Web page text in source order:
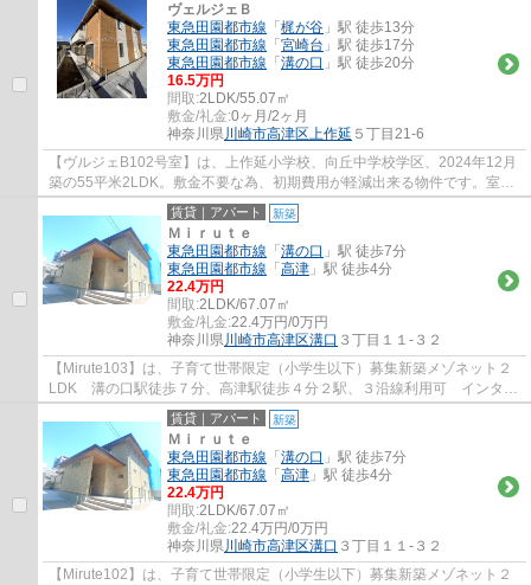
ヴェルジェＢ
東急田園都市線 「 梶が谷 」駅 徒歩13分
東急田園都市線 「 宮崎台 」駅 徒歩17分
東急田園都市線 「 溝の口 」駅 徒歩20分
16.5万円
間取:2LDK/55.07㎡
敷金/礼金:0ヶ月/2ヶ月
神奈川県川崎市高津区上作延 ５丁目21-6
【ヴルジェB102号室】は、上作延小学校、向丘中学校学区、2024年12月
築の55平米2LDK。敷金不要な為、初期費用が軽減出来る物件です。室内
も追焚バス、浴室乾燥機、温水洗浄便座、洗髪...
賃貸｜アパート 新築
Ｍｉｒｕｔｅ
東急田園都市線 「 溝の口 」駅 徒歩7分
東急田園都市線 「 高津 」駅 徒歩4分
22.4万円
間取:2LDK/67.07㎡
敷金/礼金:22.4万円/0万円
神奈川県川崎市高津区溝口 ３丁目１１-３２
【Mirute103】は、子育て世帯限定（小学生以下）募集新築メゾネット２
LDK 溝の口駅徒歩７分、高津駅徒歩４分２駅、３沿線利用可 インター
ネット無料 宅配ボックス、エアコン２台、...
賃貸｜アパート 新築
Ｍｉｒｕｔｅ
東急田園都市線 「 溝の口 」駅 徒歩7分
東急田園都市線 「 高津 」駅 徒歩4分
22.4万円
間取:2LDK/67.07㎡
敷金/礼金:22.4万円/0万円
神奈川県川崎市高津区溝口 ３丁目１１-３２
【Mirute102】は、子育て世帯限定（小学生以下）募集新築メゾネット２